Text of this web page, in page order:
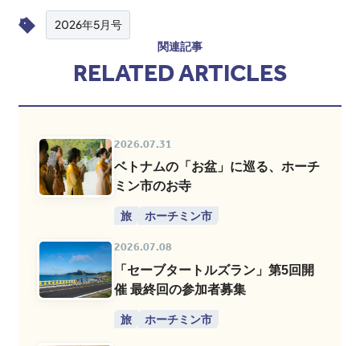
2026年5月号
関連記事
RELATED ARTICLES
2026.07.31
ベトナムの「お盆」に巡る、ホーチ
ミン市のお寺
旅 ホーチミン市
2026.07.08
「セーブタートルズラン」第5回開
催 最終回の参加者募集
旅 ホーチミン市